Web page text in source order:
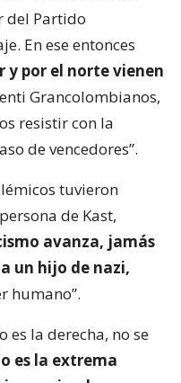
del Partido
En ese entonces
y por el norte vienen
Grancolombianos,
resistir con la
de vencedores”.
tuvieron
de Kast,
avanza, jamás
un hijo de nazi,
humano”.
es la derecha, no se
es la extrema